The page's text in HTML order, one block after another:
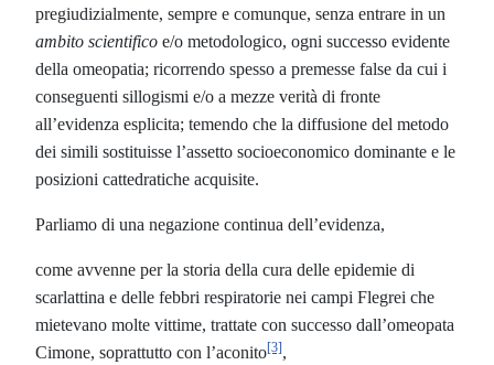
pregiudizialmente, sempre e comunque, senza entrare in un
ambito scientifico e/o metodologico, ogni successo evidente
della omeopatia; ricorrendo spesso a premesse false da cui i
conseguenti sillogismi e/o a mezze verità di fronte
all’evidenza esplicita; temendo che la diffusione del metodo
dei simili sostituisse l’assetto socioeconomico dominante e le
posizioni cattedratiche acquisite.
Parliamo di una negazione continua dell’evidenza,
come avvenne per la storia della cura delle epidemie di
scarlattina e delle febbri respiratorie nei campi Flegrei che
mietevano molte vittime, trattate con successo dall’omeopata
Cimone, soprattutto con l’aconito[3],